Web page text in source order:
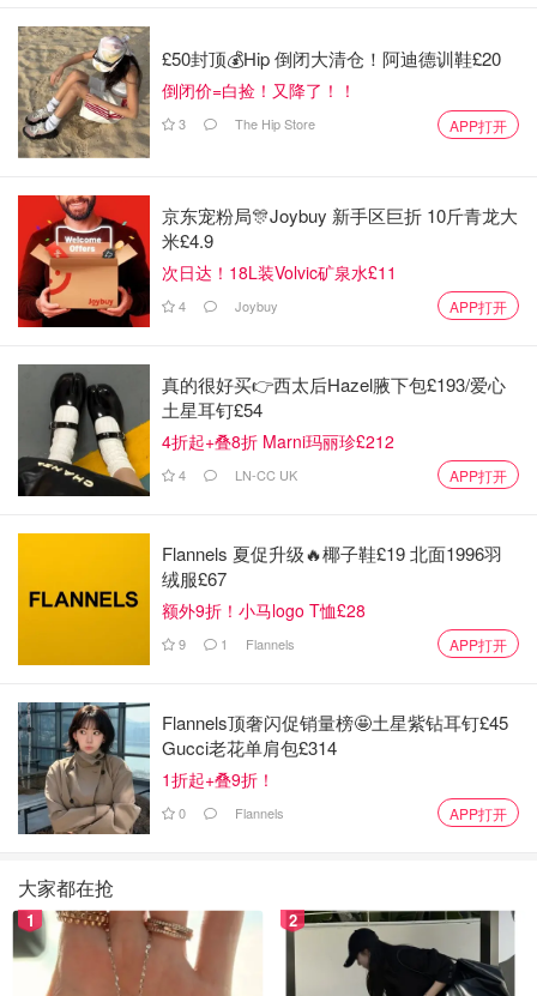
面食养人，好在自己家做的炒菜都还满清淡的。然而家里那
种荤素搭配的健康菜色在我队友眼中显然是不够滋味的，于
是这货以纯荤菜以及重油为目标开始隔三差五往家叫外卖。
在家属孜孜不倦地努力下，鸡鸭牛羊很快就都叫他给点全
减肥路上的绊脚石3 - 自我认识不足
前面几次去超市都没买到小米就去亚米网上买了，为了凑单
我还顺带买了些一年销量13亿杯杯子连起来可绕地球四圈的
划是保一争二: 每一周最多喝一杯奶茶保底的情况下，争取
做到每两周喝一杯。
这个规划简直完美有没有!
£50封顶💰Hip 倒闭大清仓！阿迪德训鞋£20
倒闭价=白捡！又降了！！
3 The Hip Store APP打开
京东宠粉局🎊Joybuy 新手区巨折 10斤青龙大
米£4.9
次日达！18L装Volvic矿泉水£11
4 Joybuy APP打开
真的很好买👉西太后Hazel腋下包£193/爱心
土星耳钉£54
4折起+叠8折 Marni玛丽珍£212
4 LN-CC UK APP打开
Flannels 夏促升级🔥椰子鞋£19 北面1996羽
绒服£67
额外9折！小马logo T恤£28
9 1 Flannels APP打开
Flannels顶奢闪促销量榜🤩土星紫钻耳钉£45
Gucci老花单肩包£314
1折起+叠9折！
0 Flannels APP打开
大家都在抢
1 2